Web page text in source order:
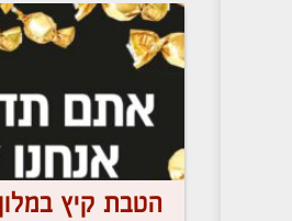
הטבת קיץ